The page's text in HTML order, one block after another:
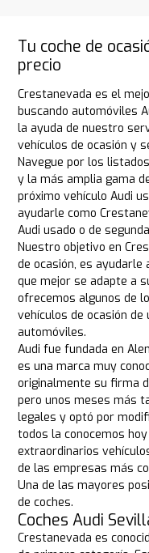
Tu coche de
precio
Crestanevada es el
buscando automóviles
la ayuda de nuestro
vehículos de ocasión y
Navegue por los
y la más amplia gama
próximo vehículo Audi
ayudarle como
Audi usado o de
Nuestro objetivo en
de ocasión, es ayudarle
que mejor se adapte a
ofrecemos algunos de
vehículos de ocasión
automóviles.
Audi fue fundada en
es una marca muy
originalmente su firma
pero unos meses más
legales y optó por
todos la conocemos
extraordinarios
de las empresas más
Una de las mayores
de coches.
Coches Audi
Crestanevada es